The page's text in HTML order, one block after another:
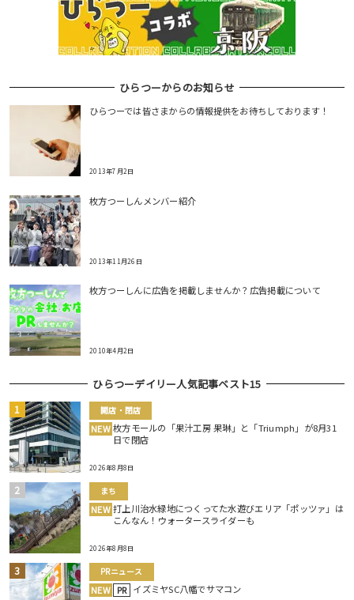
ひらつーからのお知らせ
ひらつーでは皆さまからの情報提供をお待ちしております！
2013年7月2日
枚方つーしんメンバー紹介
2013年11月26日
枚方つーしんに広告を掲載しませんか？広告掲載について
2010年4月2日
ひらつーデイリー人気記事ベスト15
開店・閉店
NEW 枚方モールの「果汁工房 果琳」と「Triumph」が8月31
日で閉店
2026年8月8日
まち
NEW 打上川治水緑地につくってた水遊びエリア「ポッツァ」は
こんなん！ウォータースライダーも
2026年8月8日
PRニュース
NEW PR イズミヤSC八幡でサマコン